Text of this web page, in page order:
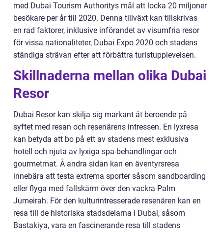
med Dubai Tourism Authoritys mål att locka 20 miljoner
besökare per år till 2020. Denna tillväxt kan tillskrivas
en rad faktorer, inklusive införandet av visumfria resor
för vissa nationaliteter, Dubai Expo 2020 och stadens
ständiga strävan efter att förbättra turistupplevelsen.
Skillnaderna mellan olika Dubai
Resor
Dubai Resor kan skilja sig markant åt beroende på
syftet med resan och resenärens intressen. En lyxresa
kan betyda att bo på ett av stadens mest exklusiva
hotell och njuta av lyxiga spa-behandlingar och
gourmetmat. Å andra sidan kan en äventyrsresa
innebära att testa extrema sporter såsom sandboarding
eller flyga med fallskärm över den vackra Palm
Jumeirah. För den kulturintresserade resenären kan en
resa till de historiska stadsdelarna i Dubai, såsom
Bastakiya, vara en fascinerande resa till stadens